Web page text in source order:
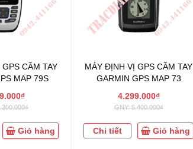
CẦM TAY
MAP 79S
Giỏ hàng
MÁY ĐỊNH VỊ GPS CẦM TAY
GARMIN GPS MAP 73
4.299.000₫
GNY: 5.400.000₫
Chi tiết Giỏ hàng